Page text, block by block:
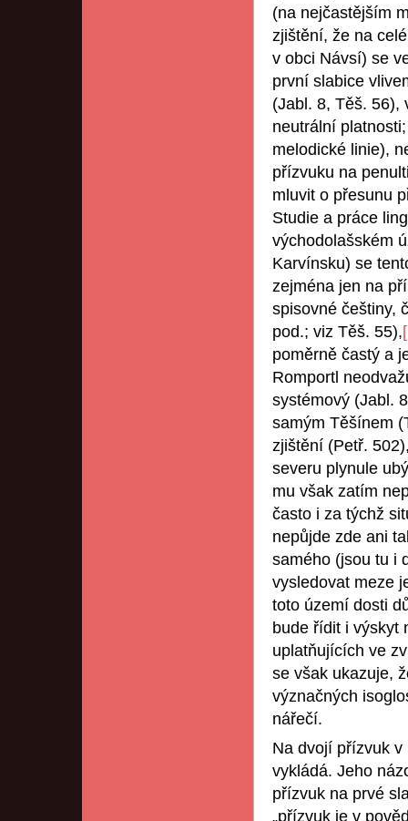
(na nejčastějším
zjištění, že na
v obci Návsí) se
první slabice
(Jabl. 8, Těš. 56),
neutrální
melodické linie),
přízvuku na
mluvit o přesunu
Studie a práce
východolašském
Karvínsku) se
zejména jen na
spisovné češtiny,
pod.; viz Těš. 55),
poměrně častý a
Romportl
systémový (Jabl.
samým Těšínem
zjištění (Petř.
severu plynule
mu však zatím
často i za týchž
nepůjde zde ani
samého (jsou tu i
vysledovat meze
toto území dosti
bude řídit i výskyt
uplatňujících ve
se však ukazuje,
význačných
nářečí.
Na dvojí přízvuk
vykládá. Jeho
přízvuk na prvé
„přízvuk je v